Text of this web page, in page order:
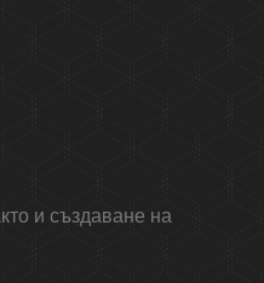
и създаване на